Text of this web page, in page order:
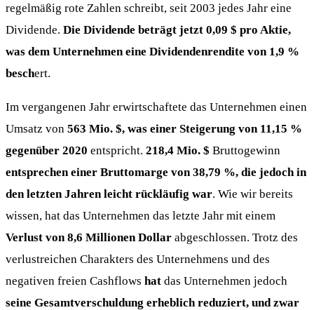
regelmäßig rote Zahlen schreibt, seit 2003 jedes Jahr eine
Dividende. Die Dividende beträgt jetzt 0,09 $ pro Aktie,
was dem Unternehmen eine Dividendenrendite von 1,9 %
beschert.
Im vergangenen Jahr erwirtschaftete das Unternehmen einen
Umsatz von 563 Mio. $, was einer Steigerung von 11,15 %
gegenüber 2020 entspricht. 218,4 Mio. $ Bruttogewinn
entsprechen einer Bruttomarge von 38,79 %, die jedoch in
den letzten Jahren leicht rückläufig war. Wie wir bereits
wissen, hat das Unternehmen das letzte Jahr mit einem
Verlust von 8,6 Millionen Dollar abgeschlossen. Trotz des
verlustreichen Charakters des Unternehmens und des
negativen freien Cashflows hat das Unternehmen jedoch
seine Gesamtverschuldung erheblich reduziert, und zwar